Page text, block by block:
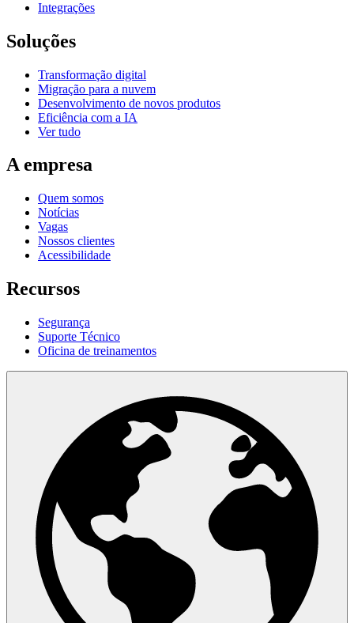
Integrações
Soluções
Transformação digital
Migração para a nuvem
Desenvolvimento de novos produtos
Eficiência com a IA
Ver tudo
A empresa
Quem somos
Notícias
Vagas
Nossos clientes
Acessibilidade
Recursos
Segurança
Suporte Técnico
Oficina de treinamentos